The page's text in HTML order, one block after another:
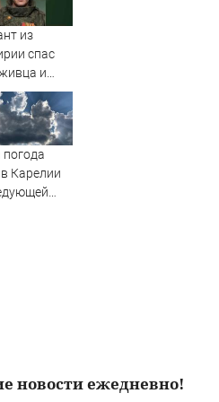
высоты
–
из
спас
и
ранение
СВО
погода
Карелии
новости ежедневно!